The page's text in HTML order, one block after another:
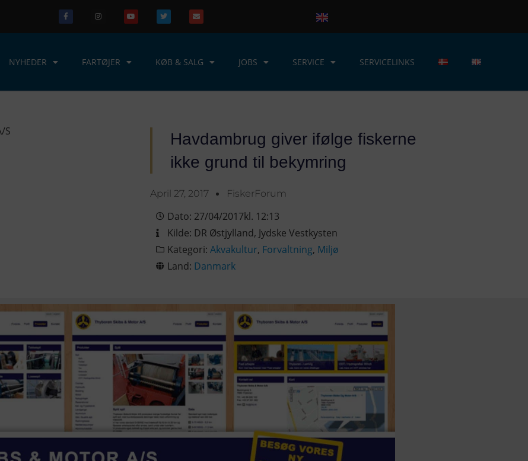
NYHEDER FARTØJER KØB & SALG JOBS SERVICE SERVICELINKS
Havdambrug giver ifølge fiskerne
ikke grund til bekymring
April 27, 2017 FiskerForum
Dato: 27/04/2017kl. 12:13
Kilde: DR Østjylland, Jydske Vestkysten
Kategori: Akvakultur, Forvaltning, Miljø
Land: Danmark